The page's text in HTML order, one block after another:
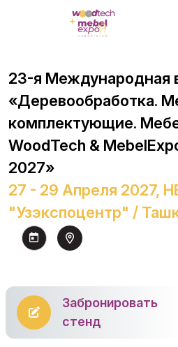
23-я Международная
«Деревообработка.
комплектующие.
WoodTech &
2027»
27 - 29 Апреля 2027,
"Узэкспоцентр" /
Забронировать
стенд